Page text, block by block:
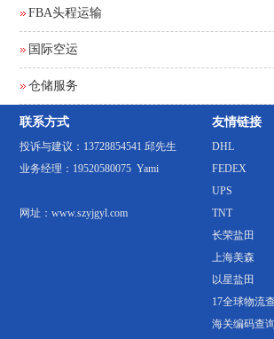
FBA头程运输
国际空运
仓储服务
联系方式
投诉与建议：13728854541 邱先生
业务经理：19520580075 Yami
网址：www.szyjgyl.com
友情链接
DHL
FEDEX
UPS
TNT
长荣盐田
上海美森
以星盐田
17全球物流
海关编码查询